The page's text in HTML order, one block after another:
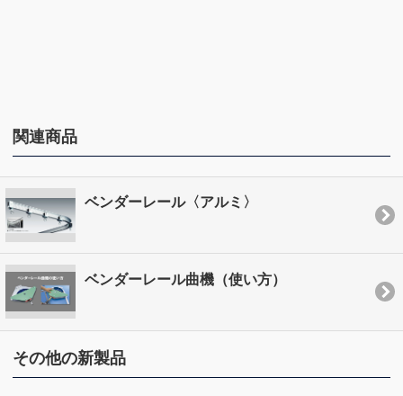
関連商品
ベンダーレール〈アルミ〉
ベンダーレール曲機（使い方）
その他の新製品